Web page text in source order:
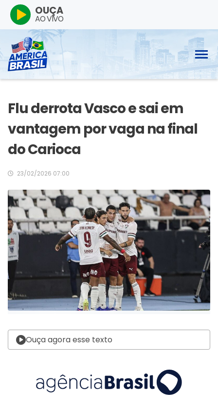
OUÇA
AO VIVO
Flu derrota Vasco e sai em
vantagem por vaga na final
do Carioca
23/02/2026 07:00
Ouça agora esse texto